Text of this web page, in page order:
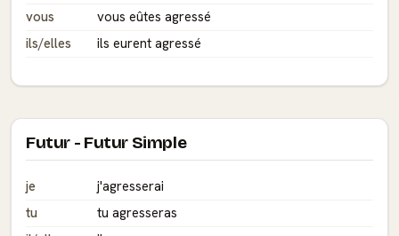
vous
vous eûtes agressé
ils/elles
ils eurent agressé
Futur - Futur Simple
je
j'agresserai
tu
tu agresseras